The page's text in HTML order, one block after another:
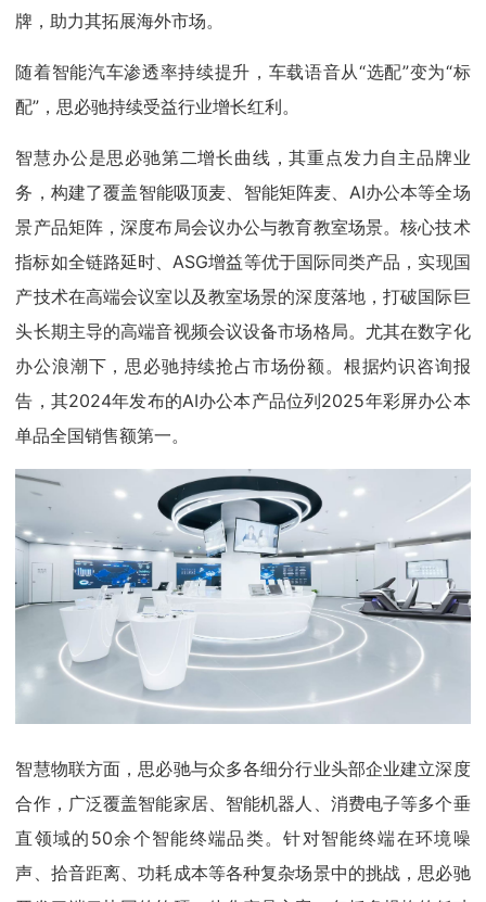
牌，助力其拓展海外市场。
随着智能汽车渗透率持续提升，车载语音从“选配”变为“标
配”，思必驰持续受益行业增长红利。
智慧办公是思必驰第二增长曲线，其重点发力自主品牌业
务，构建了覆盖智能吸顶麦、智能矩阵麦、AI办公本等全场
景产品矩阵，深度布局会议办公与教育教室场景。核心技术
指标如全链路延时、ASG增益等优于国际同类产品，实现国
产技术在高端会议室以及教室场景的深度落地，打破国际巨
头长期主导的高端音视频会议设备市场格局。尤其在数字化
办公浪潮下，思必驰持续抢占市场份额。根据灼识咨询报
告，其2024年发布的AI办公本产品位列2025年彩屏办公本
单品全国销售额第一。
智慧物联方面，思必驰与众多各细分行业头部企业建立深度
合作，广泛覆盖智能家居、智能机器人、消费电子等多个垂
直领域的50余个智能终端品类。针对智能终端在环境噪
声、拾音距离、功耗成本等各种复杂场景中的挑战，思必驰